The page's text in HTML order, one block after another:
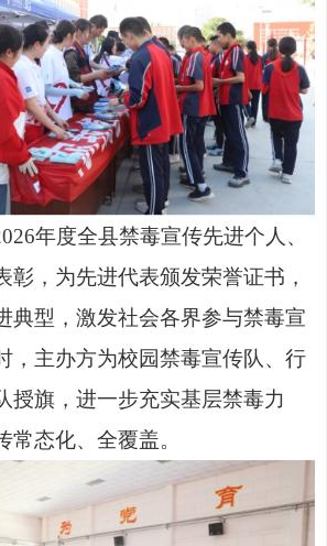
年度全县禁毒宣传先进个人、
彰，为先进代表颁发荣誉证书，
典型，激发社会各界参与禁毒宣
，主办方为校园禁毒宣传队、行
授旗，进一步充实基层禁毒力
态化、全覆盖。